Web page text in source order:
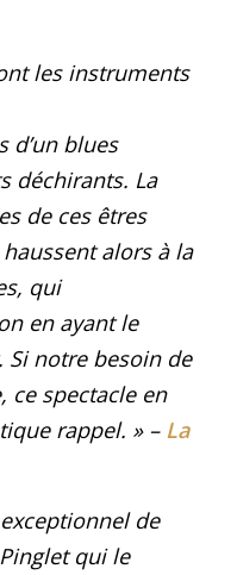
les instruments
d’un blues
déchirants. La
de ces êtres
alors à la
qui
en ayant le
Si notre besoin de
ce spectacle en
rappel. » – La
de
qui le